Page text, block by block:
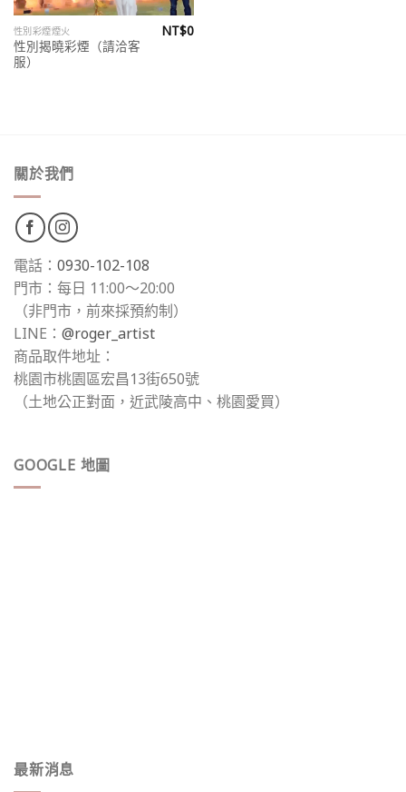
性別彩煙煙火
性別揭曉彩煙（請洽客
服）
NT$0
關於我們
電話： 0930-102-108
門市：每日 11:00～20:00
（非門市，前來採預約制）
LINE： @roger_artist
商品取件地址：
桃園市桃園區宏昌13街650號
（土地公正對面，近武陵高中、桃園愛買）
GOOGLE 地圖
最新消息